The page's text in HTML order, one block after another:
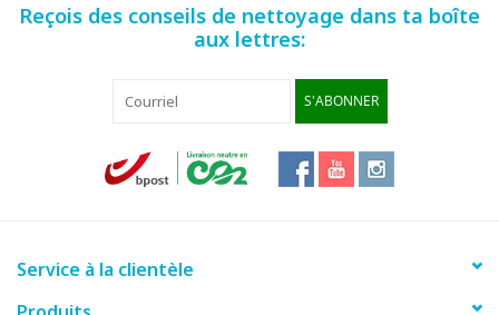
Reçois des conseils de nettoyage dans ta boîte
aux lettres:
S'ABONNER
Service à la clientèle